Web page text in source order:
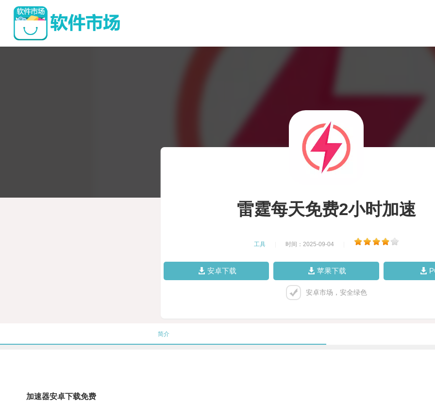
雷霆每天免费2小时加速
工具 时间：2025-09-04
安卓下载 苹果下载
安卓市场，安全绿色
简介
加速器安卓下载免费